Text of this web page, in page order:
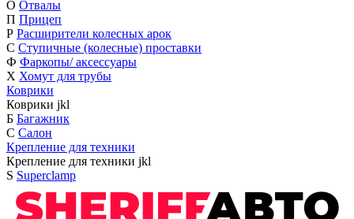
О Отвалы
П Прицеп
Р Расширители колесных арок
С Ступичные (колесные) проставки
Ф Фаркопы/ аксессуары
Х Хомут для трубы
Коврики
Коврики jkl
Б Багажник
С Салон
Крепление для техники
Крепление для техники jkl
S Superclamp